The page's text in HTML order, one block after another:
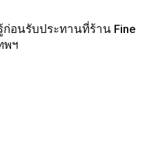
ก่อนรับประทานที่ร้าน Fine
พฯ